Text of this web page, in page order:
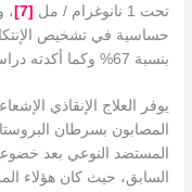
تحت 1 نانوغرام / مل
[
7
]،
حساسية في تشخيص
بنسبة 67% وكما أكدته دراسة مستقبلية حديثة
المصابون بسرطان
المستضد النوعي بعد
السابق، حيث كان هؤلاء